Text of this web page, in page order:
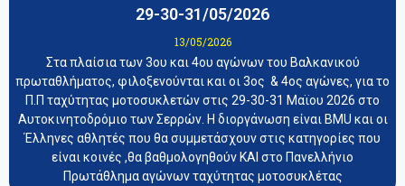
29-30-31/05/2026
13/05/2026
Στα πλαίσια των 3ου και 4ου αγώνων του Βαλκανικού
πρωταθλήματος, φιλοξενούνται και οι 3ος & 4ος αγώνες, για το
Π.Π ταχύτητας μοτοσυκλετών στις 29-30-31 Μαϊου 2026 στο
Αυτοκινητοδρόμιο των Σερρών. Η διοργάνωση είναι BMU και οι
Έλληνες αθλητές που θα συμμετάσχουν στις κατηγορίες που
είναι κοινές ,θα βαθμολογηθούν ΚΑΙ στο Πανελλήνιο
Πρωτάθλημα αγώνων ταχύτητας μοτοσυκλέτας